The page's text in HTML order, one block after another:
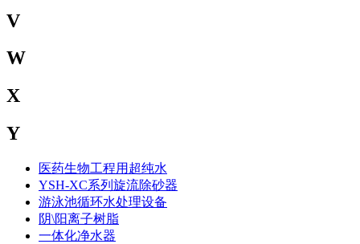
V
W
X
Y
医药生物工程用超纯水
YSH-XC系列旋流除砂器
游泳池循环水处理设备
阴\阳离子树脂
一体化净水器